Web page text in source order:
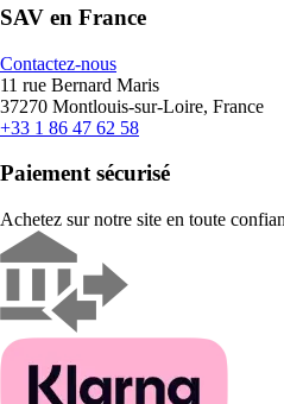
SAV en France
Contactez-nous
11 rue Bernard Maris
37270 Montlouis-sur-Loire, France
+33 1 86 47 62 58
Paiement sécurisé
Achetez sur notre site en toute